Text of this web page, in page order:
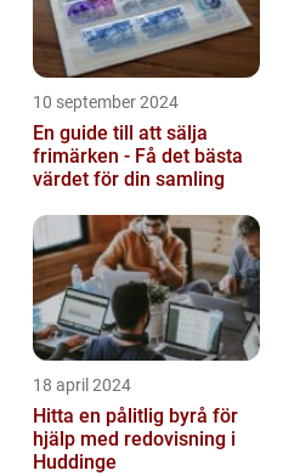
10 september 2024
En guide till att sälja
frimärken - Få det bästa
värdet för din samling
18 april 2024
Hitta en pålitlig byrå för
hjälp med redovisning i
Huddinge